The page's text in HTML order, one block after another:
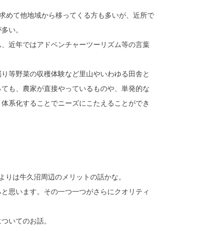
めて他地域から移ってくる方も多いが、近所で
い。
近年ではアドベンチャーツーリズム等の言葉
等野菜の収穫体験など里山やいわゆる田舎と
も、農家が直接やっているものや、単発的な
系化することでニーズにこたえることができ
は牛久沼周辺のメリットの話かな。
思います。その一つ一つがさらにクオリティ
いてのお話。